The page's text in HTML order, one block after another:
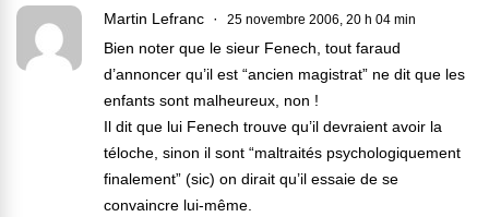
Martin Lefranc 25 novembre 2006, 20 h 04 min
Bien noter que le sieur Fenech, tout faraud
d’annoncer qu’il est “ancien magistrat” ne dit que les
enfants sont malheureux, non !
Il dit que lui Fenech trouve qu’il devraient avoir la
téloche, sinon il sont “maltraités psychologiquement
finalement” (sic) on dirait qu’il essaie de se
convaincre lui-même.